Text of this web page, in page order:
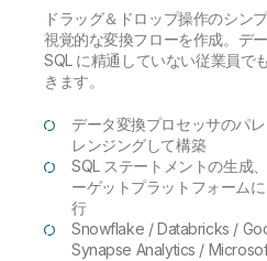
ドラッグ＆ドロップ操作のシン
視覚的な変換フローを作成。デ
SQL に精通していない従業員で
きます。
データ変換プロセッサのパ
レンジングして構築
SQL ステートメントの生成
ーゲットプラットフォーム
行
Snowflake / Databricks /
Synapse Analytics /